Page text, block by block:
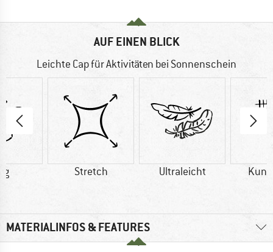
AUF EINEN BLICK
Leichte Cap für Aktivitäten bei Sonnenschein
g Stretch Ultraleicht
MATERIALINFOS & FEATURES